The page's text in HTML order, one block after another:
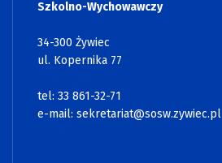
Szkolno-Wychowawczy
34-300 Żywiec
ul. Kopernika 77
tel: 33 861-32-71
e-mail: sekretariat@sosw.zywiec.pl